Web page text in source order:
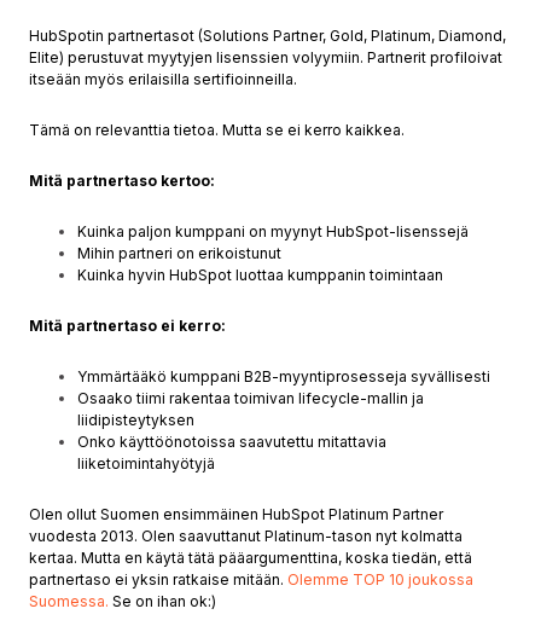
HubSpotin partnertasot (Solutions Partner, Gold, Platinum, Diamond,
Elite) perustuvat myytyjen lisenssien volyymiin. Partnerit profiloivat
itseään myös erilaisilla sertifioinneilla.
Tämä on relevanttia tietoa. Mutta se ei kerro kaikkea.
Mitä partnertaso kertoo:
Kuinka paljon kumppani on myynyt HubSpot-lisenssejä
Mihin partneri on erikoistunut
Kuinka hyvin HubSpot luottaa kumppanin toimintaan
Mitä partnertaso ei kerro:
Ymmärtääkö kumppani B2B-myyntiprosesseja syvällisesti
Osaako tiimi rakentaa toimivan lifecycle-mallin ja
liidipisteytyksen
Onko käyttöönotoissa saavutettu mitattavia
liiketoimintahyötyjä
Olen ollut Suomen ensimmäinen HubSpot Platinum Partner
vuodesta 2013. Olen saavuttanut Platinum-tason nyt kolmatta
kertaa. Mutta en käytä tätä pääargumenttina, koska tiedän, että
partnertaso ei yksin ratkaise mitään. Olemme TOP 10 joukossa
Suomessa. Se on ihan ok:)